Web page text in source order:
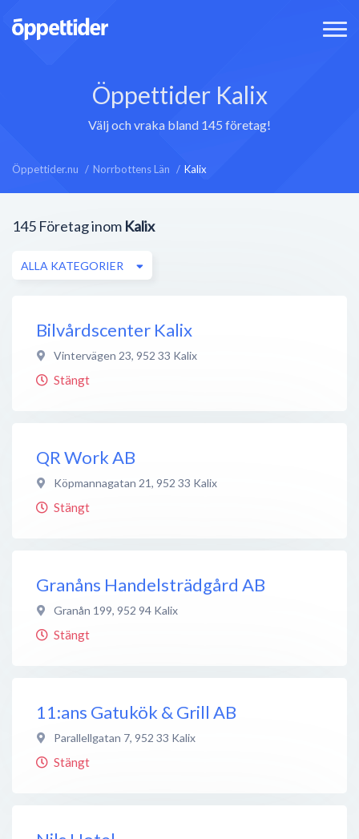
Öppettider Kalix
Välj och vraka bland 145 företag!
Öppettider.nu Norrbottens Län Kalix
145 Företag inom Kalix
ALLA KATEGORIER
Bilvårdscenter Kalix
Vintervägen 23, 952 33 Kalix
Stängt
QR Work AB
Köpmannagatan 21, 952 33 Kalix
Stängt
Granåns Handelsträdgård AB
Granån 199, 952 94 Kalix
Stängt
11:ans Gatukök & Grill AB
Parallellgatan 7, 952 33 Kalix
Stängt